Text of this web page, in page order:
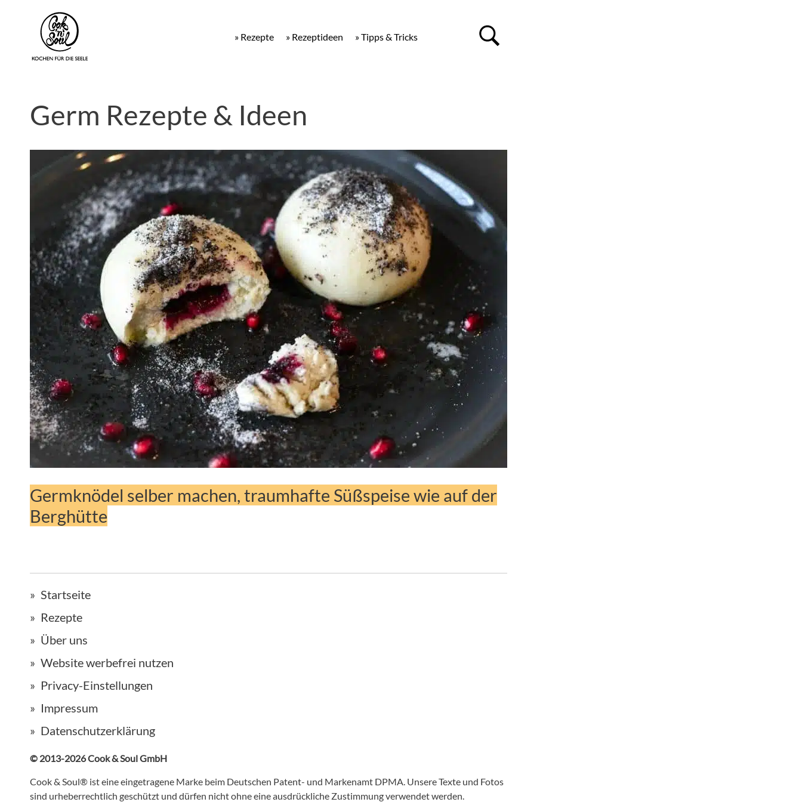
» Tipps & Tricks
» Rezeptideen
» Rezepte
Germ Rezepte & Ideen
Germknödel selber machen, traumhafte Süßspeise wie auf der
Berghütte
Startseite
Rezepte
Über uns
Website werbefrei nutzen
Privacy-Einstellungen
Impressum
Datenschutzerklärung
© 2013-2026 Cook & Soul GmbH
Cook & Soul® ist eine eingetragene Marke beim Deutschen Patent- und Markenamt DPMA. Unsere Texte und Fotos
sind urheberrechtlich geschützt und dürfen nicht ohne eine ausdrückliche Zustimmung verwendet werden.